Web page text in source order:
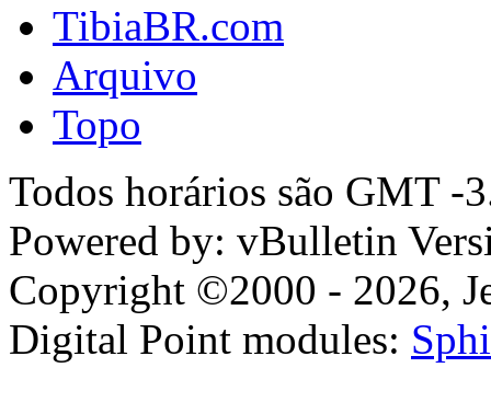
TibiaBR.com
Arquivo
Topo
Todos horários são GMT -
Powered by: vBulletin
Copyright ©2000 - 2026,
Digital Point modules: